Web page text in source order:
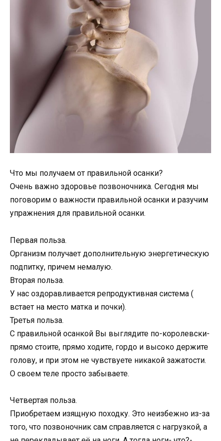
Что мы получаем от правильной осанки?
Очень важно здоровье позвоночника. Сегодня мы
поговорим о важности правильной осанки и разучим
упражнения для правильной осанки.
Первая польза.
Организм получает дополнительную энергетическую
подпитку, причем немалую.
Вторая польза.
У нас оздоравливается репродуктивная система (
встает на место матка и почки).
Третья польза.
С правильной осанкой Вы выглядите по-королевски-
прямо стоите, прямо ходите, гордо и высоко держите
голову, и при этом не чувствуете никакой зажатости.
О своем теле просто забываете.
Четвертая польза.
Приобретаем изящную походку. Это неизбежно из-за
того, что позвоночник сам справляется с нагрузкой, а